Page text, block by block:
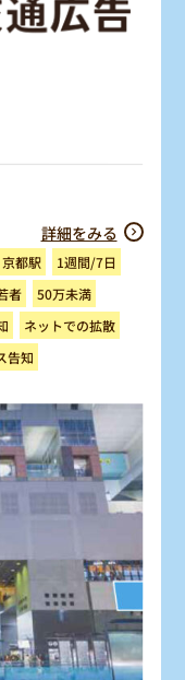
詳細をみる
京都駅 1週間/7日
者 50万未満
ネットでの拡散
告知